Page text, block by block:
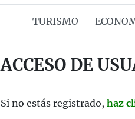
TURISMO
ACCESO DE
Si no estás registrado, haz